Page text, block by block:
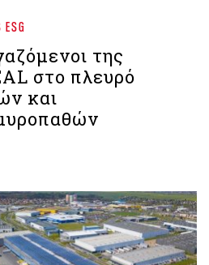
της
στο πλευρό
και